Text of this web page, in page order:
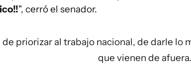
", cerró el senador.
de priorizar al trabajo nacional, de darle lo
que vienen de